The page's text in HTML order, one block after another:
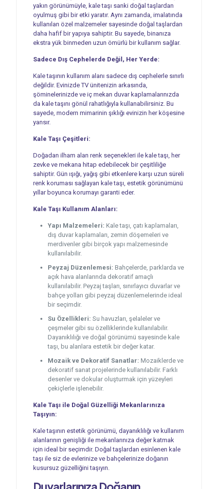
yakın görünümüyle, kale taşı sanki doğal taşlardan
oyulmuş gibi bir etki yaratır. Aynı zamanda, imalatında
kullanılan özel malzemeler sayesinde doğal taşlardan
daha hafif bir yapıya sahiptir. Bu sayede, binanıza
ekstra yük binmeden uzun ömürlü bir kullanım sağlar.
Sadece Dış Cephelerde Değil, Her Yerde:
Kale taşının kullanım alanı sadece dış cephelerle sınırlı
değildir. Evinizde TV ünitenizin arkasında,
şöminelerinizde ve iç mekan duvar kaplamalarınızda
da kale taşını gönül rahatlığıyla kullanabilirsiniz. Bu
sayede, modern mimarinin şıklığı evinizin her köşesine
yansır.
Kale Taşı Çeşitleri:
Doğadan ilham alan renk seçenekleri ile kale taşı, her
zevke ve mekana hitap edebilecek bir çeşitliliğe
sahiptir. Gün ışığı, yağış gibi etkenlere karşı uzun süreli
renk koruması sağlayan kale taşı, estetik görünümünü
yıllar boyunca korumayı garanti eder.
Kale Taşı Kullanım Alanları:
Yapı Malzemeleri: Kale taşı, çatı kaplamaları,
dış duvar kaplamaları, zemin döşemeleri ve
merdivenler gibi birçok yapı malzemesinde
kullanılabilir.
Peyzaj Düzenlemesi: Bahçelerde, parklarda ve
açık hava alanlarında dekoratif amaçlı
kullanılabilir. Peyzaj taşları, sınırlayıcı duvarlar ve
bahçe yolları gibi peyzaj düzenlemelerinde ideal
bir seçimdir.
Su Özellikleri: Su havuzları, şelaleler ve
çeşmeler gibi su özelliklerinde kullanılabilir.
Dayanıklılığı ve doğal görünümü sayesinde kale
taşı, bu alanlara estetik bir değer katar.
Mozaik ve Dekoratif Sanatlar: Mozaiklerde ve
dekoratif sanat projelerinde kullanılabilir. Farklı
desenler ve dokular oluşturmak için yüzeyleri
çekiçlerle işlenebilir.
Kale Taşı ile Doğal Güzelliği Mekanlarınıza
Taşıyın:
Kale taşının estetik görünümü, dayanıklılığı ve kullanım
alanlarının genişliği ile mekanlarınıza değer katmak
için ideal bir seçimdir. Doğal taşlardan esinlenen kale
taşı ile siz de evlerinize ve bahçelerinize doğanın
kusursuz güzelliğini taşıyın.
Duvarlarınıza Doğanın